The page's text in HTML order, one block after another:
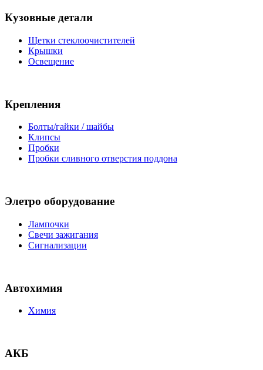
Кузовные детали
Щетки стеклоочистителей
Крышки
Освещение
Крепления
Болты/гайки / шайбы
Клипсы
Пробки
Пробки сливного отверстия поддона
Элетро оборудование
Лампочки
Свечи зажигания
Сигнализации
Автохимия
Химия
АКБ